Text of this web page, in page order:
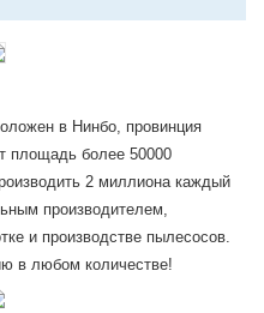
в Нинбо, провинция
площадь более 50000
2 миллиона каждый
производителем,
и производстве пылесосов.
в любом количестве!